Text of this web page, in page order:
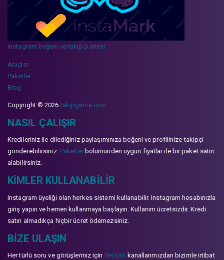
instagram beğeni ve takipçi sitesi
Araçlar
Paketler
Blog
Copyright © 2026takipgame.com
NASIL ÇALIŞIR
Kredileriniz ile dilediğiniz paylaşımınıza beğeni ve profilinize takipçi
gönderebilirsiniz. Paketlerbölümünden uygun fiyatlar ile bir paket satın
alabilirsiniz.
KIMLER KULLANABILIR
Instagram üyeliği olan herkes sistemi kullanabilir. Instagram hesabınızla
giriş yapın ve hemen kullanmaya başlayın. Kullanım ücretsizdir. Kredi
satın almadıkça hiçbir ücret ödemezsiniz.
BIZE ULAŞIN
Her türlü soru ve görüşleriniz için İletişim kanallarımızdan bizimle irtibat